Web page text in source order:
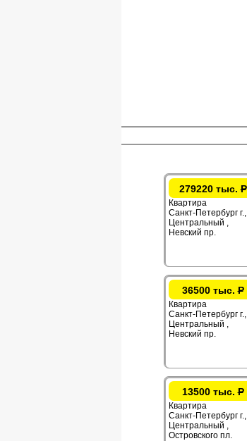
279220 тыс.Р
Квартира
Санкт-Петербург г.,
Центральный ,
Невский пр.
36500 тыс.Р
Квартира
Санкт-Петербург г.,
Центральный ,
Невский пр.
13500 тыс.Р
Квартира
Санкт-Петербург г.,
Центральный ,
Островского пл.